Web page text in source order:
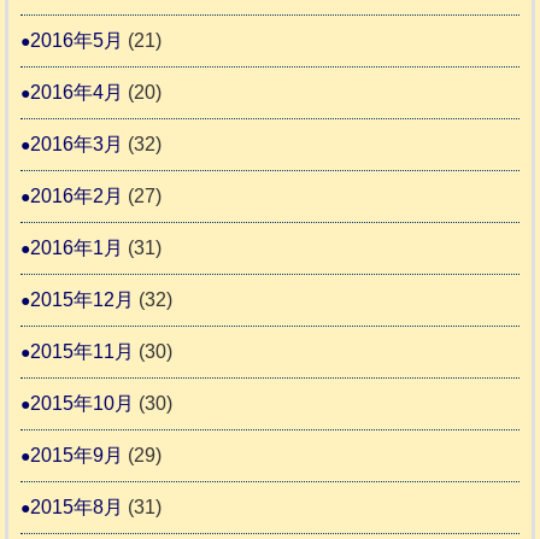
2016年5月 (21)
2016年4月 (20)
2016年3月 (32)
2016年2月 (27)
2016年1月 (31)
2015年12月 (32)
2015年11月 (30)
2015年10月 (30)
2015年9月 (29)
2015年8月 (31)